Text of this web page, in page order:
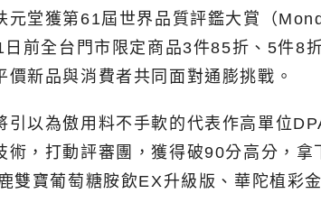
元堂獲第61屆世界品質評鑑大賞（
前全台門市限定商品3件85折、5件8
新品與消費者共同面對通膨挑戰。
引以為傲用料不手軟的代表作高單位
術，打動評審團，獲得破90分高分，
雙寶葡萄糖胺飲EX升級版、華陀植彩